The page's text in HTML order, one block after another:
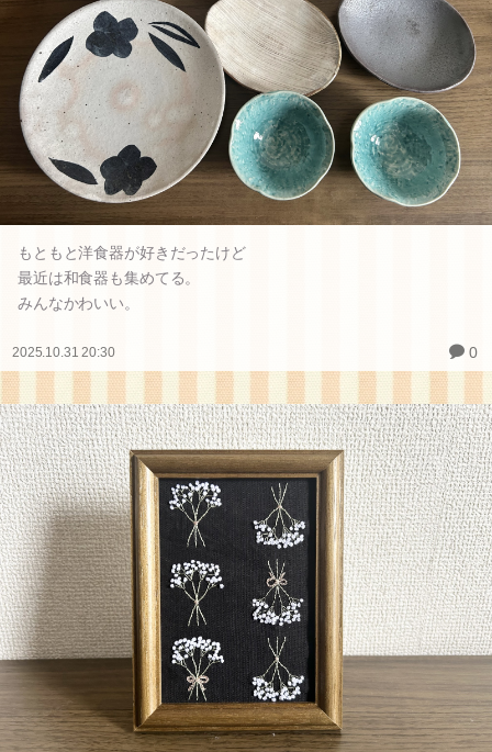
もともと洋食器が好きだったけど
最近は和食器も集めてる。
みんなかわいい。
2025.10.31 20:30 0